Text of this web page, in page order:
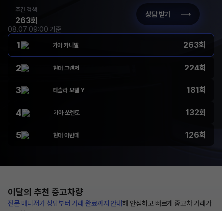
주간 검색
263회
상담 받기
08.07 09:00 기준
1 기아 카니발 263회
2 현대 그랜저 224회
3 테슬라 모델 Y 181회
4 기아 쏘렌토 132회
5 현대 아반떼 126회
이달의 추천 중고차량
전문 매니저가 상담부터 거래 완료까지 안내해 안심하고 빠르게 중고차 거래가